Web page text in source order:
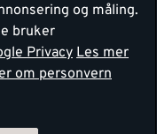
og måling.
bruker
Privacy Les mer
om personvern